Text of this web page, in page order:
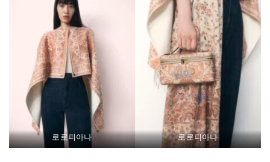
로로피아나 로로피아나